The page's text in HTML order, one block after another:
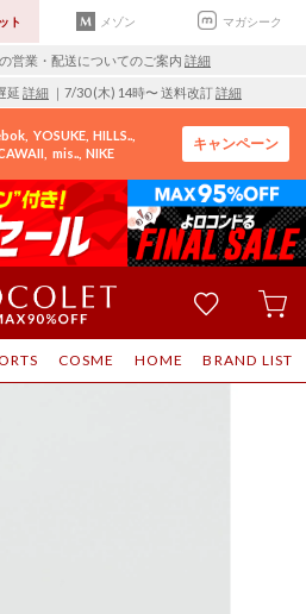
ト メゾン マガシーク
営業・配送についてのご案内 詳細
延 詳細 ｜7/30 (木) 14時〜 送料改訂詳細
YOSUKE HILLS..
mis.. NIKE
キャンペーン
COSME HOME BRAND LIST